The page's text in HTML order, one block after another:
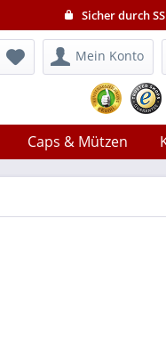
Sicher durch
Mein Konto
Caps & Mützen